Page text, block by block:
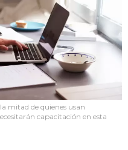
mitad de quienes usan
capacitación en esta